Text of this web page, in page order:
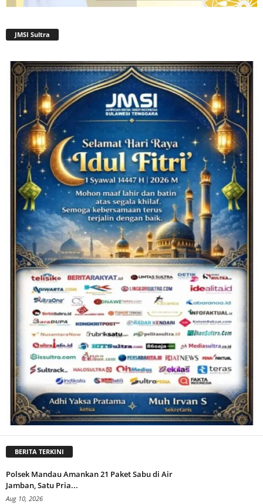
JMSI Sultra
BERITA TERKINI
Polsek Mandau Amankan 21 Paket Sabu di Air
Jamban, Satu Pria...
Aug 10, 2026